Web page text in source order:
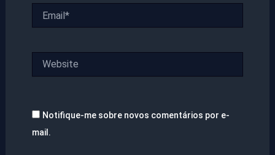
Notifique-me sobre novos comentários por e-
mail.